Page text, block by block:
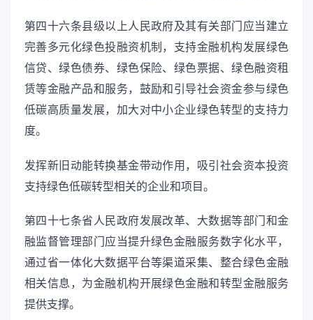
第四十六条县级以上人民政府及其有关部门应当建立
完善多元化绿色投融资机制，支持金融机构发展绿色
信贷、绿色债券、绿色保险、绿色票据、绿色融资租
赁等金融产品和服务，鼓励和引导社会资金参与绿色
低碳高质量发展，加大对中小企业绿色转型的支持力
度。
发挥新旧动能转换基金带动作用，吸引社会资本投资
支持绿色低碳转型相关的企业和项目。
第四十七条省人民政府发展改革、大数据等部门和金
融监督管理部门应当提升绿色金融服务数字化水平，
通过省一体化大数据平台等渠道采集、整合绿色金融
相关信息，为金融机构开展绿色金融和转型金融服务
提供支撑。